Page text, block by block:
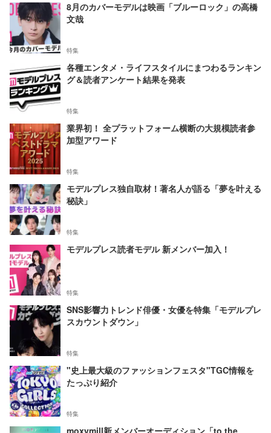
8月のカバーモデルは映画「ブルーロック」の高橋
文哉
特集
各種エンタメ・ライフスタイルにまつわるランキン
グ＆読者アンケート結果を発表
特集
業界初！ 全プラットフォーム横断の大規模読者参
加型アワード
特集
モデルプレス独自取材！著名人が語る「夢を叶える
秘訣」
特集
モデルプレス読者モデル 新メンバー加入！
特集
SNS影響力トレンド俳優・女優を特集「モデルプレ
スカウントダウン」
特集
"史上最大級のファッションフェスタ"TGC情報を
たっぷり紹介
特集
moxymill新メンバーオーディション「to the